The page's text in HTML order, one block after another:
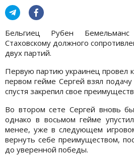
Бельгиец Рубен
Стаховскому должного
двух партий.
Первую партию украинец провел
первом гейме Сергей взял
спустя закрепил свое
Во втором сете Сергей вновь
однако в восьмом гейме
менее, уже в следующем
вернуть себе преимуществом,
до уверенной победы.